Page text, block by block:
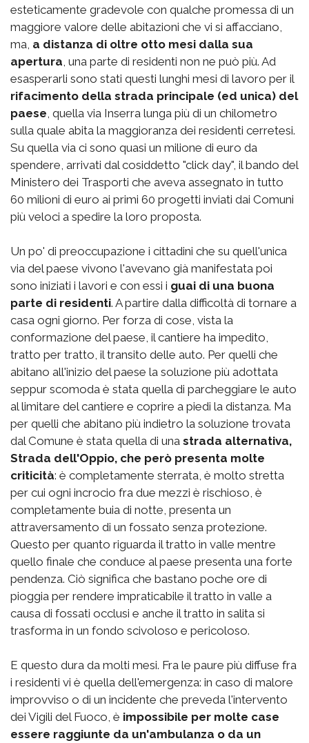
esteticamente gradevole con qualche promessa di un
maggiore valore delle abitazioni che vi si affacciano,
ma, a distanza di oltre otto mesi dalla sua
apertura , una parte di residenti non ne può più. Ad
esasperarli sono stati questi lunghi mesi di lavoro per il
rifacimento della strada principale (ed unica) del
paese , quella via Inserra lunga più di un chilometro
sulla quale abita la maggioranza dei residenti cerretesi.
Su quella via ci sono quasi un milione di euro da
spendere, arrivati dal cosiddetto "click day", il bando del
Ministero dei Trasporti che aveva assegnato in tutto
60 milioni di euro ai primi 60 progetti inviati dai Comuni
più veloci a spedire la loro proposta.
Un po' di preoccupazione i cittadini che su quell'unica
via del paese vivono l'avevano già manifestata poi
sono iniziati i lavori e con essi i guai di una buona
parte di residenti. A partire dalla difficoltà di tornare a
casa ogni giorno. Per forza di cose, vista la
conformazione del paese, il cantiere ha impedito,
tratto per tratto, il transito delle auto. Per quelli che
abitano all'inizio del paese la soluzione più adottata
seppur scomoda è stata quella di parcheggiare le auto
al limitare del cantiere e coprire a piedi la distanza. Ma
per quelli che abitano più indietro la soluzione trovata
dal Comune è stata quella di una strada alternativa,
Strada dell'Oppio, che però presenta molte
criticità: è completamente sterrata, è molto stretta
per cui ogni incrocio fra due mezzi è rischioso, è
completamente buia di notte, presenta un
attraversamento di un fossato senza protezione.
Questo per quanto riguarda il tratto in valle mentre
quello finale che conduce al paese presenta una forte
pendenza. Ciò significa che bastano poche ore di
pioggia per rendere impraticabile il tratto in valle a
causa di fossati occlusi e anche il tratto in salita si
trasforma in un fondo scivoloso e pericoloso.
E questo dura da molti mesi. Fra le paure più diffuse fra
i residenti vi è quella dell'emergenza: in caso di malore
improvviso o di un incidente che preveda l'intervento
dei Vigili del Fuoco, è impossibile per molte case
essere raggiunte da un'ambulanza o da un